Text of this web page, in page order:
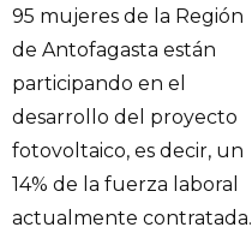
95 mujeres de la Región
de Antofagasta están
participando en el
desarrollo del proyecto
fotovoltaico, es decir, un
14% de la fuerza laboral
actualmente contratada.